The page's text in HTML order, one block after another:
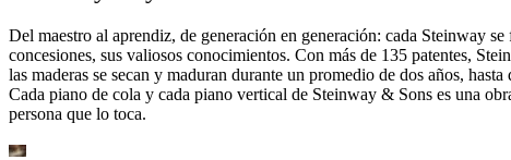
Del maestro al aprendiz, de generación en generación: cada Steinway
concesiones, sus valiosos conocimientos. Con más de 135 patentes,
las maderas se secan y maduran durante un promedio de dos años,
Cada piano de cola y cada piano vertical de Steinway ⁠&⁠ Sons es una
persona que lo toca.